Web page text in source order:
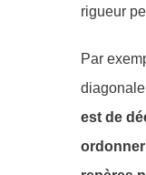
rigueur
Par
est de